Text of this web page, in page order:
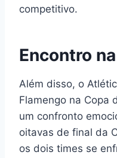
competitivo.
Encontro
Além disso, o
Flamengo na Copa
um confronto
oitavas de final da
os dois times se